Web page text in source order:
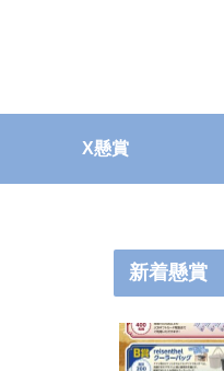
X懸賞
新着懸賞